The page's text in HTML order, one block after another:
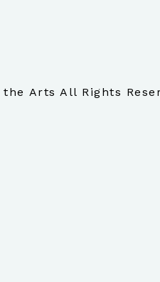
Arts All Rights